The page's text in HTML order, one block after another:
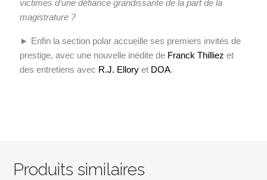
victimes d’une défiance grandissante de la part de la
magistrature ?
► Enfin la section polar accueille ses premiers invités de
prestige, avec une nouvelle inédite de Franck Thilliez et
des entretiens avec R.J. Elloryet DOA.
Produits similaires